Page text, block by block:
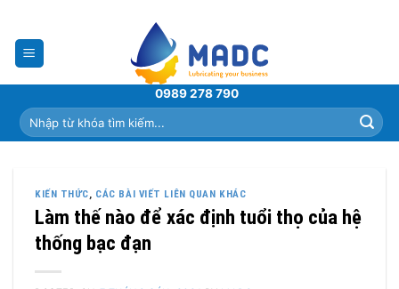
content
0989 278 790
Tìm
kiếm:
KIẾN THỨC, CÁC BÀI VIẾT LIÊN QUAN KHÁC
Làm thế nào để xác định tuổi thọ của hệ
thống bạc đạn